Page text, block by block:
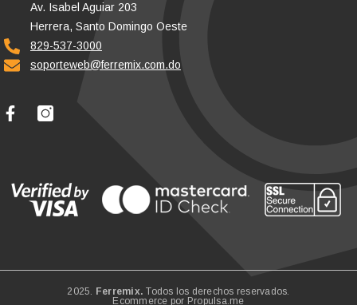
Av. Isabel Aguiar 203
Herrera, Santo Domingo Oeste
829-537-3000
soporteweb@ferremix.com.do
2025. Ferremix. Todos los derechos reservados.
Ecommerce por Propulsa.me